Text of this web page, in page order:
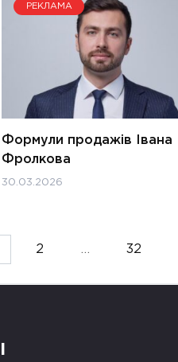
РЕКЛАМА
Формули продажів Івана
Фролкова
30.03.2026
2 … 32